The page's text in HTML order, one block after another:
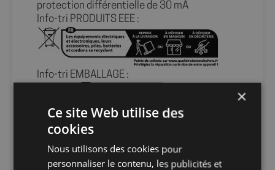
protection différentielle de 30 mA
Info-tri PRODUITS EEE :
Info-tri EMBALLAGE :
En savoir plus sur le tri de nos emballages et
×
Ce site Web utilise des
cookies
Nous utilisons des cookies pour
personnaliser le contenu, les publicités et